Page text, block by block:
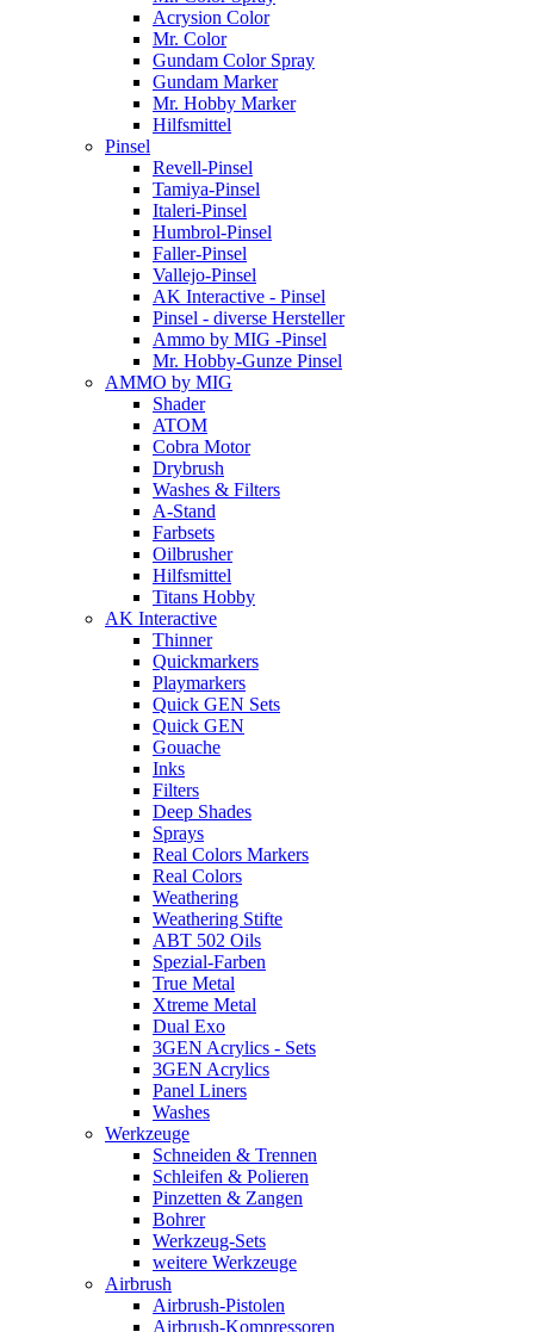
Acrysion Color
Mr. Color
Gundam Color Spray
Gundam Marker
Mr. Hobby Marker
Hilfsmittel
Pinsel
Revell-Pinsel
Tamiya-Pinsel
Italeri-Pinsel
Humbrol-Pinsel
Faller-Pinsel
Vallejo-Pinsel
AK Interactive - Pinsel
Pinsel - diverse Hersteller
Ammo by MIG -Pinsel
Mr. Hobby-Gunze Pinsel
AMMO by MIG
Shader
ATOM
Cobra Motor
Drybrush
Washes & Filters
A-Stand
Farbsets
Oilbrusher
Hilfsmittel
Titans Hobby
AK Interactive
Thinner
Quickmarkers
Playmarkers
Quick GEN Sets
Quick GEN
Gouache
Inks
Filters
Deep Shades
Sprays
Real Colors Markers
Real Colors
Weathering
Weathering Stifte
ABT 502 Oils
Spezial-Farben
True Metal
Xtreme Metal
Dual Exo
3GEN Acrylics - Sets
3GEN Acrylics
Panel Liners
Washes
Werkzeuge
Schneiden & Trennen
Schleifen & Polieren
Pinzetten & Zangen
Bohrer
Werkzeug-Sets
weitere Werkzeuge
Airbrush
Airbrush-Pistolen
Airbrush-Kompressoren